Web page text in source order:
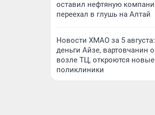
оставил нефтяную
переехал в глушь на Алтай
Новости ХМАО за 5
деньги Айзе, вартовчанин
возле ТЦ, откроются новые
поликлиники